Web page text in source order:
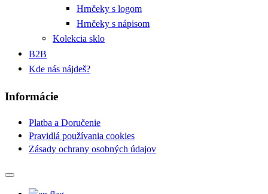
Hrnčeky s logom
Hrnčeky s nápisom
Kolekcia sklo
B2B
Kde nás nájdeš?
Informácie
Platba a Doručenie
Pravidlá používania cookies
Zásady ochrany osobných údajov